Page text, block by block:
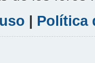
| Política